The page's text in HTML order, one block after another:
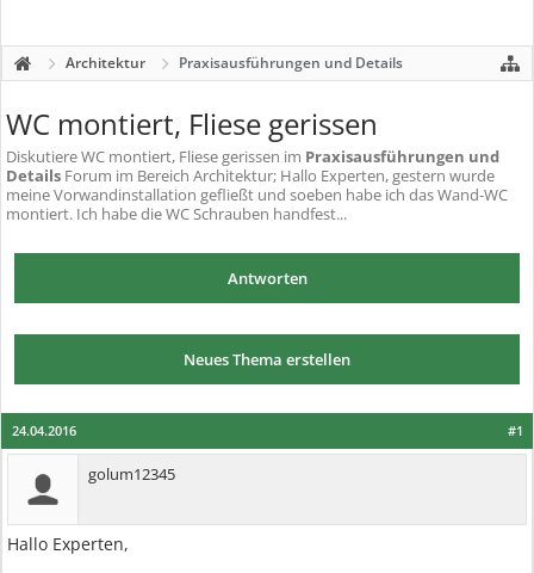
Architektur Praxisausführungen und Details
WC montiert, Fliese gerissen
DiskutiereWC montiert, Fliese gerissen im Praxisausführungen und
Details Forum im Bereich Architektur; Hallo Experten, gestern wurde
meine Vorwandinstallation gefließt und soeben habe ich das Wand-WC
montiert. Ich habe die WC Schrauben handfest...
Antworten
Neues Thema erstellen
#1
24.04.2016
golum12345
Hallo Experten,